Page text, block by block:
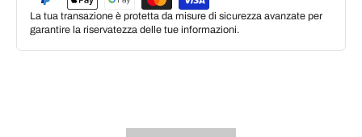
La tua transazione è protetta da misure di sicurezza avanzate per
garantire la riservatezza delle tue informazioni.